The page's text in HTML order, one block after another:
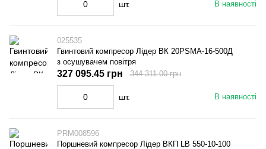
В наявності
шт.
025535
Гвинтовий компресор Лідер ВК 20PSMA-16-500Д
з осушувачем повітря
В наявності
327 095.45 грн 344 311.00 грн
шт.
PRM008596
Поршневий компресор Лідер ВКП LB 550-10-100